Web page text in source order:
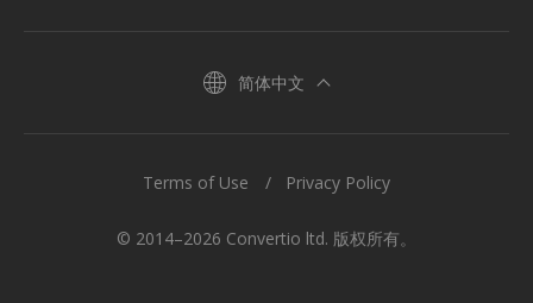
简体中文
© 2014–2026 Convertio ltd. 版权所有。
Terms of Use Privacy Policy